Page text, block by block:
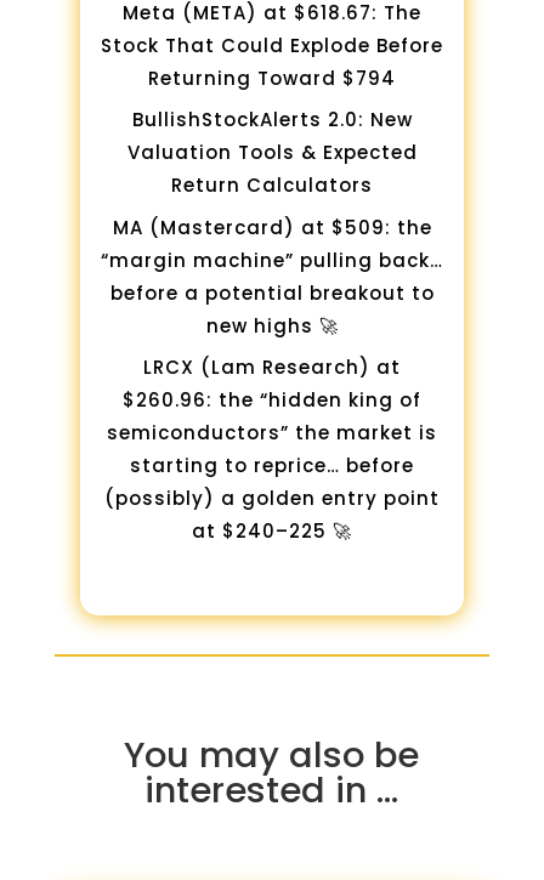
Meta (META) at $618.67: The
Stock That Could Explode Before
Returning Toward $794
BullishStockAlerts 2.0: New
Valuation Tools & Expected
Return Calculators
MA (Mastercard) at $509: the
“margin machine” pulling back…
before a potential breakout to
new highs 🚀
LRCX (Lam Research) at
$260.96: the “hidden king of
semiconductors” the market is
starting to reprice… before
(possibly) a golden entry point
at $240–225 🚀
You may also be
interested in …